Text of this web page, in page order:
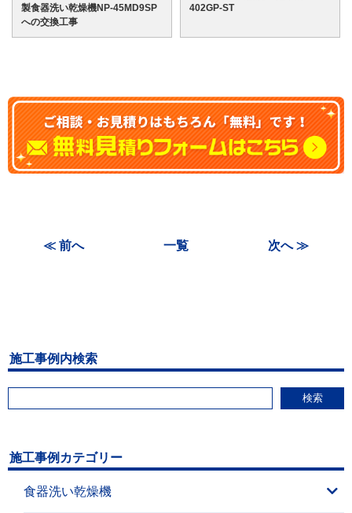
製食器洗い乾燥機NP-45MD9SP
への交換工事
402GP-ST
≪ 前へ 一覧 次へ ≫
施工事例内検索
検索
施工事例カテゴリー
食器洗い乾燥機